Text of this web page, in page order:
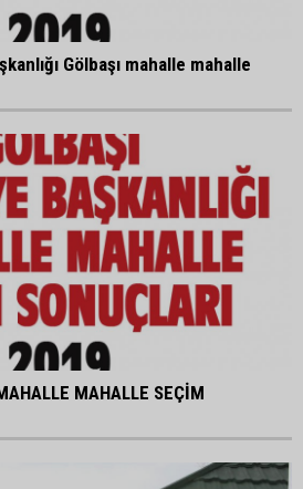
Gölbaşı mahalle mahalle
MAHALLE SEÇİM